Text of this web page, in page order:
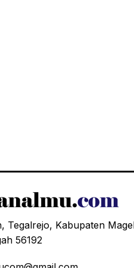
Tegalrejo, Kabupaten
56192